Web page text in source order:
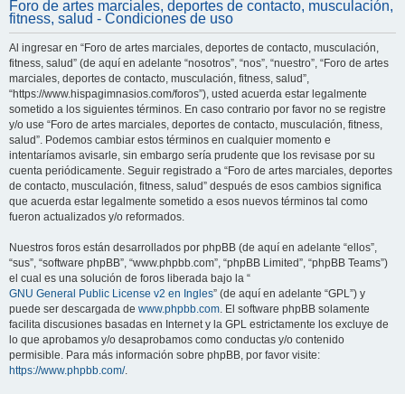
c
Foro de artes marciales, deportes de contacto, musculación,
fitness, salud - Condiciones de uso
Al ingresar en “Foro de artes marciales, deportes de contacto, musculación,
fitness, salud” (de aquí en adelante “nosotros”, “nos”, “nuestro”, “Foro de artes
marciales, deportes de contacto, musculación, fitness, salud”,
“https://www.hispagimnasios.com/foros”), usted acuerda estar legalmente
sometido a los siguientes términos. En caso contrario por favor no se registre
y/o use “Foro de artes marciales, deportes de contacto, musculación, fitness,
salud”. Podemos cambiar estos términos en cualquier momento e
intentaríamos avisarle, sin embargo sería prudente que los revisase por su
cuenta periódicamente. Seguir registrado a “Foro de artes marciales, deportes
de contacto, musculación, fitness, salud” después de esos cambios significa
que acuerda estar legalmente sometido a esos nuevos términos tal como
fueron actualizados y/o reformados.
Nuestros foros están desarrollados por phpBB (de aquí en adelante “ellos”,
“sus”, “software phpBB”, “www.phpbb.com”, “phpBB Limited”, “phpBB Teams”)
el cual es una solución de foros liberada bajo la “
GNU General Public License v2 en Ingles” (de aquí en adelante “GPL”) y
puede ser descargada de www.phpbb.com. El software phpBB solamente
facilita discusiones basadas en Internet y la GPL estrictamente los excluye de
lo que aprobamos y/o desaprobamos como conductas y/o contenido
permisible. Para más información sobre phpBB, por favor visite:
https://www.phpbb.com/.